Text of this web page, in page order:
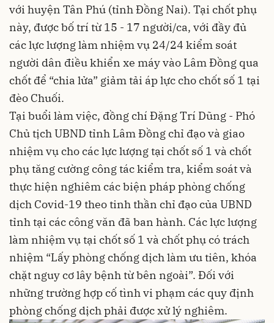
với huyện Tân Phú (tỉnh Đồng Nai). Tại chốt phụ
này, được bố trí từ 15 - 17 người/ca, với đầy đủ
các lực lượng làm nhiệm vụ 24/24 kiểm soát
người dân điều khiển xe máy vào Lâm Đồng qua
chốt để “chia lửa” giảm tải áp lực cho chốt số 1 tại
đèo Chuối.
Tại buổi làm việc, đồng chí Đặng Trí Dũng - Phó
Chủ tịch UBND tỉnh Lâm Đồng chỉ đạo và giao
nhiệm vụ cho các lực lượng tại chốt số 1 và chốt
phụ tăng cường công tác kiểm tra, kiểm soát và
thực hiện nghiêm các biện pháp phòng chống
dịch Covid-19 theo tinh thần chỉ đạo của UBND
tỉnh tại các công văn đã ban hành. Các lực lượng
làm nhiệm vụ tại chốt số 1 và chốt phụ có trách
nhiệm “Lấy phòng chống dịch làm ưu tiên, khóa
chặt nguy cơ lây bệnh từ bên ngoài”. Đối với
những trường hợp cố tình vi phạm các quy định
phòng chống dịch phải được xử lý nghiêm.